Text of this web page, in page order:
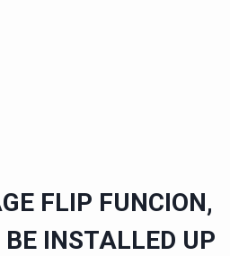
FLIP FUNCION,
INSTALLED UP